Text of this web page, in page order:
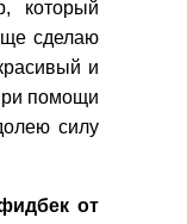
который
сделаю
и
помощи
силу
от